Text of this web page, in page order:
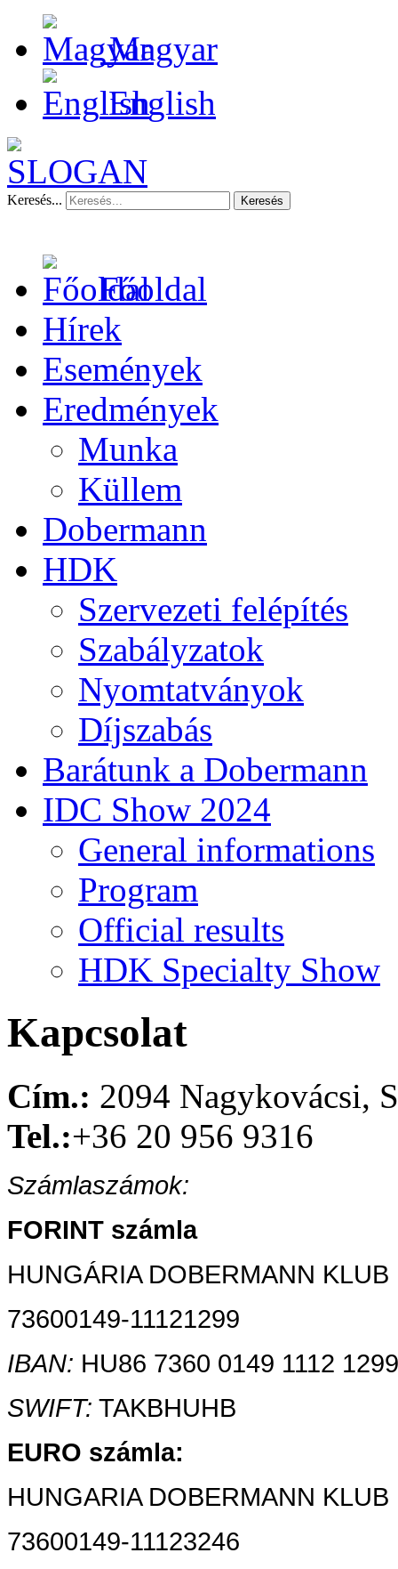
Magyar
English
Keresés... Keresés
Főoldal
Hírek
Események
Eredmények
Munka
Küllem
Dobermann
HDK
Szervezeti felépítés
Szabályzatok
Nyomtatványok
Díjszabás
Barátunk a Dobermann
IDC Show 2024
General informations
Program
Official results
HDK Specialty Show
Kapcsolat
Cím.: 2094 Nagykovácsi,
Tel.:+36 20 956 9316
Számlaszámok:
FORINT számla
HUNGÁRIA DOBERMANN KLUB
73600149-11121299
IBAN: HU86 7360 0149 1112
SWIFT: TAKBHUHB
EURO számla:
HUNGARIA DOBERMANN KLUB
73600149-11123246